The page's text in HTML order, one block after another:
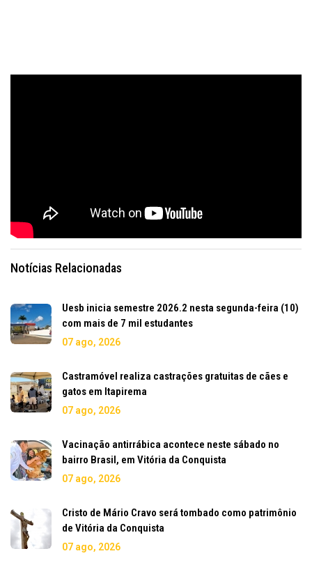
Notícias Relacionadas
Uesb inicia semestre 2026.2 nesta segunda-feira (10)
com mais de 7 mil estudantes
07 ago, 2026
Castramóvel realiza castrações gratuitas de cães e
gatos em Itapirema
07 ago, 2026
Vacinação antirrábica acontece neste sábado no
bairro Brasil, em Vitória da Conquista
07 ago, 2026
Cristo de Mário Cravo será tombado como patrimônio
de Vitória da Conquista
07 ago, 2026